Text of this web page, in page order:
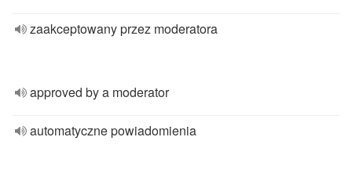
zaakceptowany przez moderatora
approved by a moderator
automatyczne powiadomienia